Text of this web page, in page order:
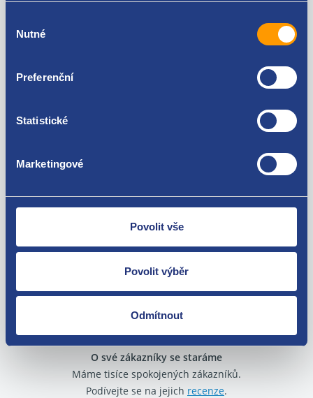
souhlasu
Nutné
Preferenční
Statistické
Marketingové
Povolit vše
Povolit výběr
Odmítnout
Volkswagen Transporter T4 1990 - 2004
Nejste spokojeni? Vyřešíme to!
Zboží můžete vrátit do 60 dnů od
zakoupení. Nebo vám pošleme náhradu.
O své zákazníky se staráme
Máme tisíce spokojených zákazníků.
Podívejte se na jejich recenze.